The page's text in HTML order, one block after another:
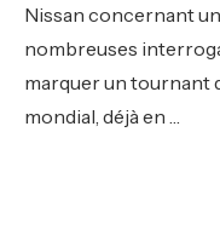
Nissan concernant
nombreuses
marquer un tournant
mondial, déjà en …